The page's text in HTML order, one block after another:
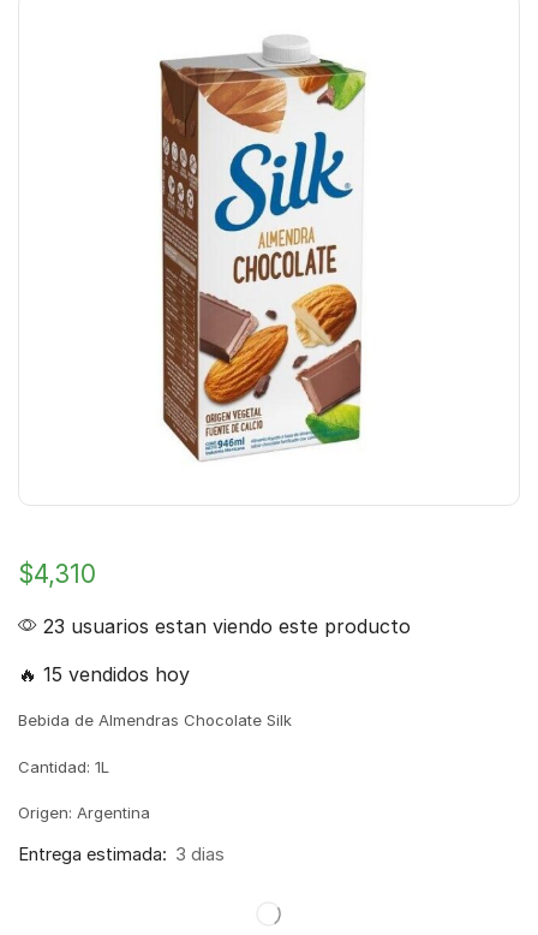
$4,310
23 usuarios estan viendo este producto
🔥 15 vendidos hoy
Bebida de Almendras Chocolate Silk
Cantidad: 1L
Origen: Argentina
Entrega estimada: 3 dias